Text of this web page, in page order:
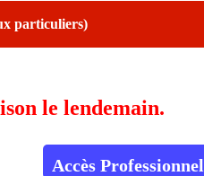
particuliers)
le lendemain.
Accès Professionnel